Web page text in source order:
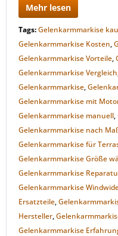
Mehr lesen
Tags:Gelenkarmmarkise
Gelenkarmmarkise Kosten,
Gelenkarmmarkise Vorteile,
Gelenkarmmarkise Vergleich
Gelenkarmmarkise,
Gelenkarmmarkise mit
Gelenkarmmarkise manuell,
Gelenkarmmarkise nach
Gelenkarmmarkise für
Gelenkarmmarkise Größe
Gelenkarmmarkise
Gelenkarmmarkise
Ersatzteile,
Hersteller,
Gelenkarmmarkise